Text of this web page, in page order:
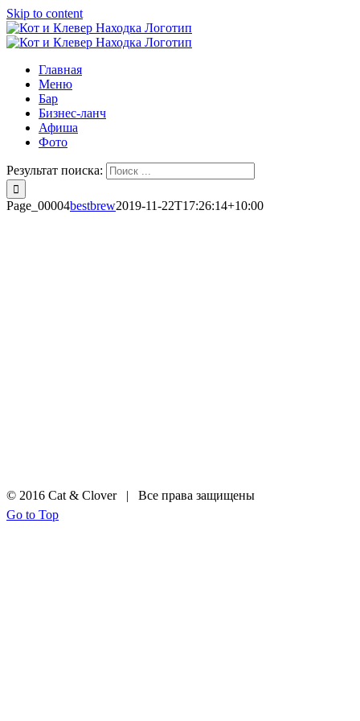
Skip to content
Главная
Меню
Бар
Бизнес-ланч
Афиша
Фото
Результат поиска:
Page_00004bestbrew2019-11-22T17:26:14+10:00
© 2016 Cat & Clover | Все права защищены
Go to Top